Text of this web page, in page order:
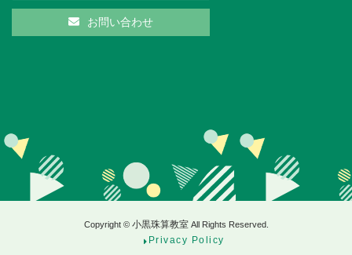
お問い合わせ
Copyright © 小黒珠算教室 All Rights Reserved.
Privacy Policy